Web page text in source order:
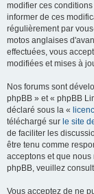
modifier ces
informer de ces
régulièrement par
motos anglaises
effectuées, vous
modifiées et mises à
Nos forums sont
phpBB » et « phpBB
déclaré sous la «
téléchargé sur le site
de faciliter les
être tenu comme
acceptons et que nous
phpBB, veuillez
Vous acceptez de ne